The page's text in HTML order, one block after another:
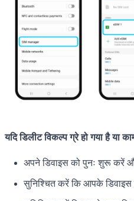
यदि डिलीट विकल्प ग्रे हो गया है या
अपने डिवाइस को पुनः शुरू करें
सुनिश्चित करें कि आपके डिवाइस